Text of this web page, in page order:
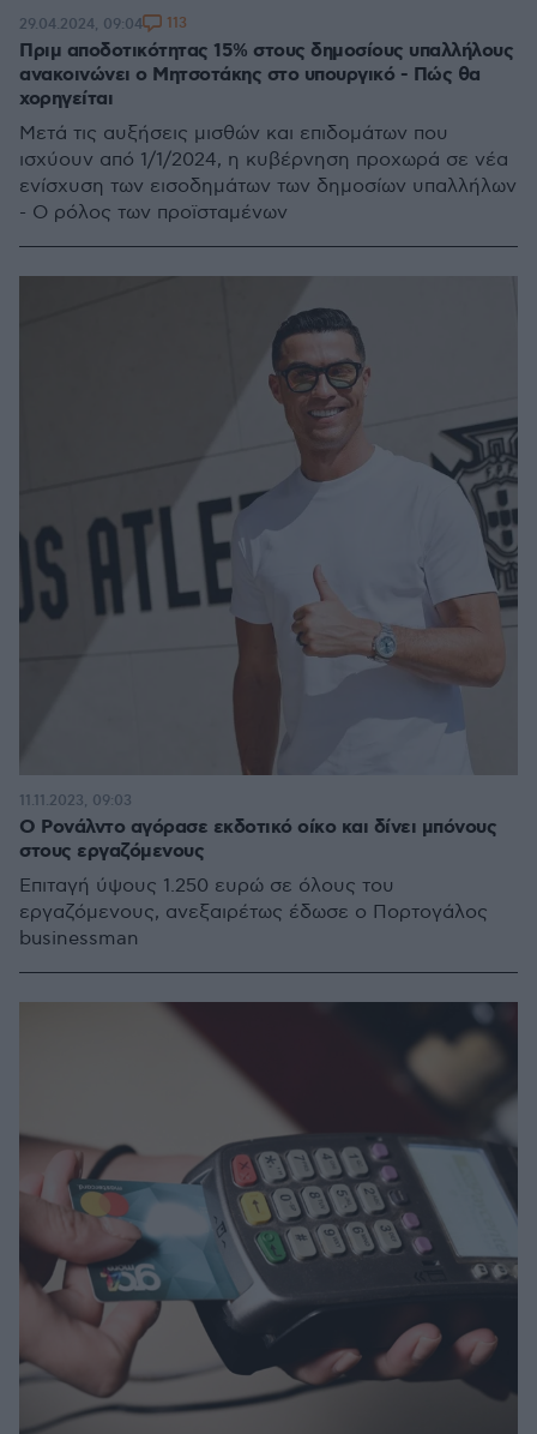
Πριμ αποδοτικότητας 15% στους δημοσίους υπαλλήλους
ανακοινώνει ο Μητσοτάκης στο υπουργικό - Πώς θα
χορηγείται
Μετά τις αυξήσεις μισθών και επιδομάτων που
ισχύουν από 1/1/2024, η κυβέρνηση προχωρά σε νέα
ενίσχυση των εισοδημάτων των δημοσίων υπαλλήλων
- Ο ρόλος των προϊσταμένων
29.04.2024, 09:04 113
Ο Ρονάλντο αγόρασε εκδοτικό οίκο και δίνει μπόνους
στους εργαζόμενους
Επιταγή ύψους 1.250 ευρώ σε όλους του
εργαζόμενους, ανεξαιρέτως έδωσε ο Πορτογάλος
businessman
11.11.2023, 09:03